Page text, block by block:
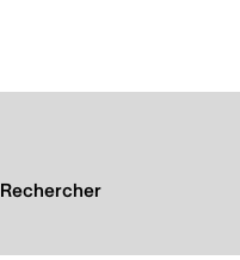
Rechercher